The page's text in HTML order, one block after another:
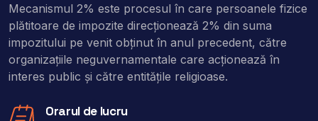
Mecanismul 2% este procesul în care persoanele fizice
plătitoare de impozite direcţionează 2% din suma
impozitului pe venit obţinut în anul precedent, către
organizaţiile neguvernamentale care acţionează în
interes public şi către entitățile religioase.
Orarul de lucru